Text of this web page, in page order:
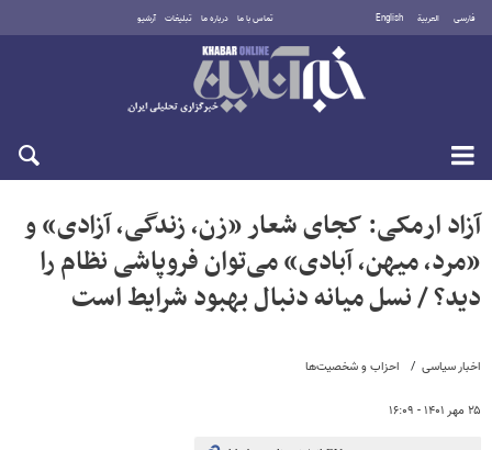
فارسی العربية English تماس با ما درباره ما تبلیغات آرشیو
دوشنبه ۱۹ مرداد ۱۴۰۵
اخبار سیاسی احزاب و شخصیت‌ها
۲۵ مهر ۱۴۰۱ - ۱۶:۰۹
آزاد ارمکی: کجای شعار «زن، زندگی، آزادی» و
«مرد، میهن، آبادی» می‌توان فروپاشی نظام را
دید؟ / نسل میانه دنبال بهبود شرایط است